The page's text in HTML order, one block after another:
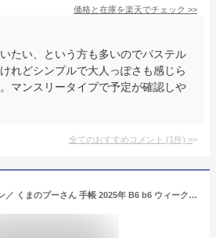
価格と在庫を楽天でチェック >>
たい、という方も多いのでパステル
れどシンプルで大人っぽさも感じら
マンスリータイプで予定が確認しや
全てのおすすめコメント (1件) >
＼200円引きクーポン／ くまのプーさん 手帳 2025年 B6 b6 ウィークリー 2025 週間 ダイアリー 10月始まり キャラクター 手帳 2025 便利 書きやすい 女性 女子 女の子 おすすめ おしゃれ 日本製 令和6年手帖 2025 手帖 文房具 ディズニー グッズ プーさん チラシ